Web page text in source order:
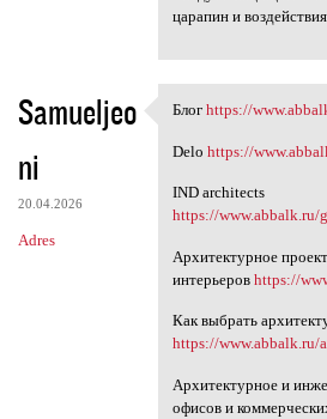
царапин и
Samueljeo
ni
20.04.2026
Adres
Блог https://
Блог https://
Delo https://
IND architects
https://www.abbalk.ru/
Архитектурное
интерьеров https://
Как выбрать
https://www.abbalk.ru/
Архитектурное и
офисов и